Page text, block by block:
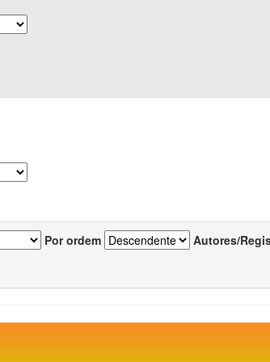
Por ordem Autores/